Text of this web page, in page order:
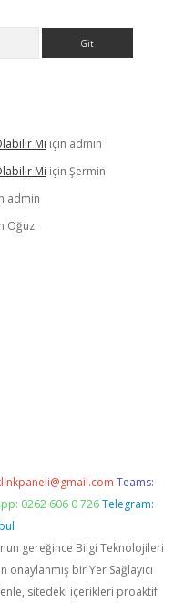
Mi için admin
Mi için Şermin
admin
Oğuz
Teams:
0262 606 0 726 Telegram:
gereğince Bilgi Teknolojileri
bir Yer Sağlayıcı
sitedeki içerikleri proaktif